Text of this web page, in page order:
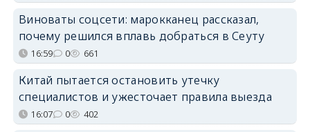
Виноваты соцсети: марокканец рассказал,
почему решился вплавь добраться в Сеуту
16:59 0 661
Китай пытается остановить утечку
специалистов и ужесточает правила выезда
16:07 0 402